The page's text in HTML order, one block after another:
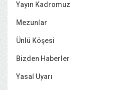
Yayın Kadromuz
Mezunlar
Ünlü Köşesi
Bizden Haberler
Yasal Uyarı